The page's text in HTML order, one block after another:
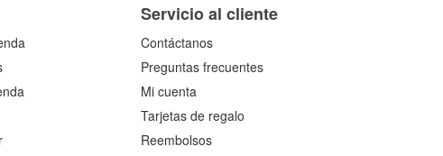
Servicio al cliente
Contáctanos
Preguntas frecuentes
Mi cuenta
Tarjetas de regalo
Reembolsos